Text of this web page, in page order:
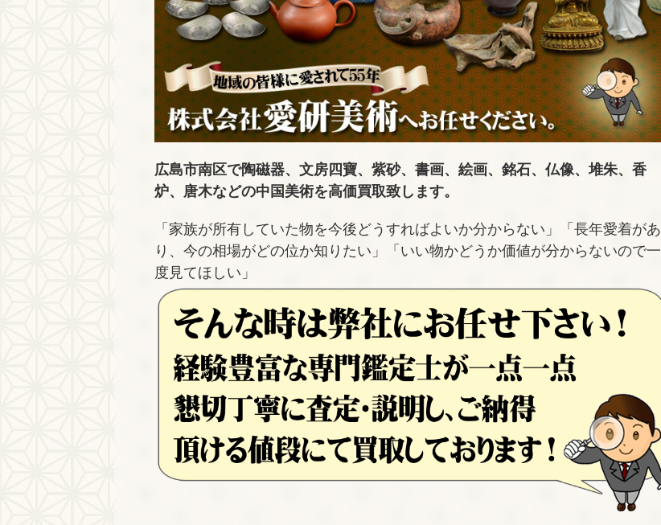
広島市南区で陶磁器、文房四寶、紫砂、書画、絵画、銘石、仏像、堆朱、香
炉、唐木などの中国美術を高価買取致します。
「家族が所有していた物を今後どうすればよいか分からない」「長年愛着があ
り、今の相場がどの位か知りたい」「いい物かどうか価値が分からないので一
度見てほしい」